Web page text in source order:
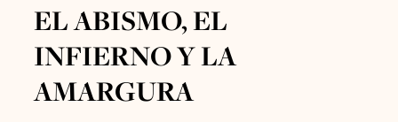
EL ABISMO, EL
INFIERNO Y LA
AMARGURA